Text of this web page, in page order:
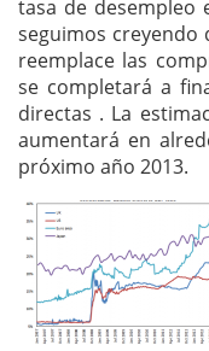
tasa de desempleo
seguimos creyendo
reemplace las
se completará a
directas . La
aumentará en
próximo año 2013.